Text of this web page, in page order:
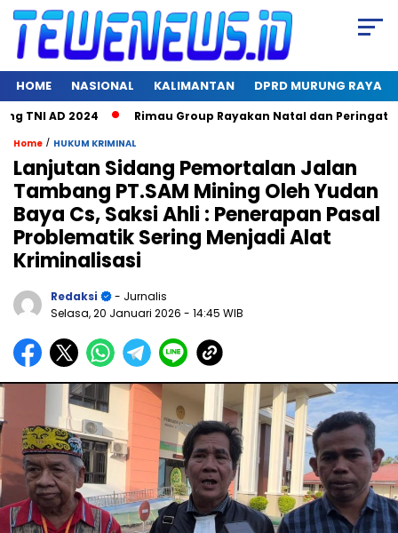
HOME NASIONAL KALIMANTAN DPRD MURUNG RAYA
AD 2024 Rimau Group Rayakan Natal dan Peringati Hari
Home / HUKUM KRIMINAL
Lanjutan Sidang Pemortalan Jalan
Tambang PT.SAM Mining Oleh Yudan
Baya Cs, Saksi Ahli : Penerapan Pasal
Problematik Sering Menjadi Alat
Kriminalisasi
Redaksi
- Jurnalis
Selasa, 20 Januari 2026 - 14:45 WIB